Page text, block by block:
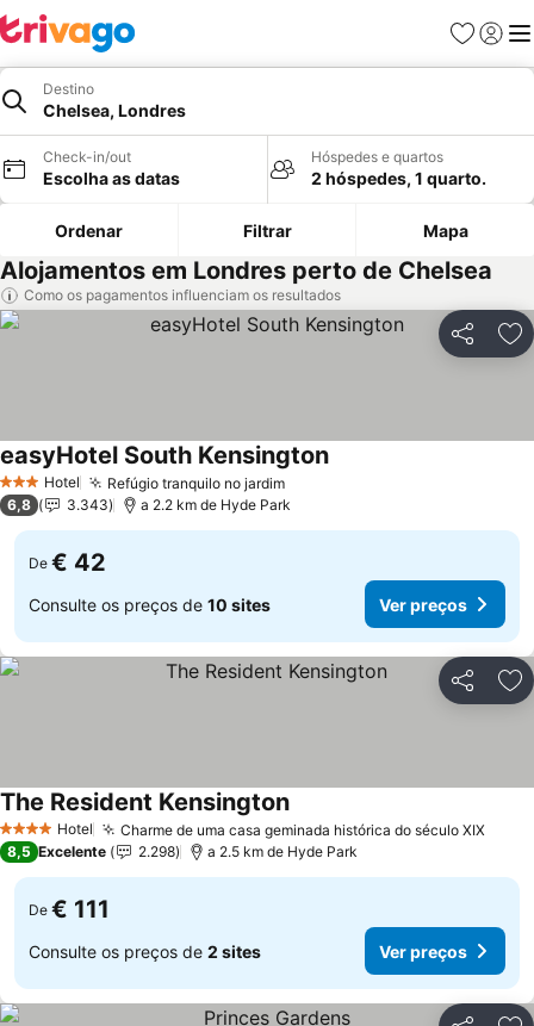
Favoritos
Iniciar
Destino
Chelsea, Londres
Check-in/out
Escolha as datas
Hóspedes e quartos
2 hóspedes, 1 quarto.
Ordenar Filtrar Mapa
Alojamentos em Londres perto de Chelsea
Como os pagamentos influenciam os resultados
Partilhar
3 EstrelasHotel Refúgio tranquilo no jardim
easyHotel South Kensington
6,8 3.343 a 2.2 km de Hyde Park
De € 42
Consulte os preços de 10 sites Ver preços
Partilhar
4 EstrelasHotel Charme de uma casa geminada histórica do século XIX
The Resident Kensington
8,5 Excelente 2.298 a 2.5 km de Hyde Park
De € 111
Consulte os preços de 2 sites Ver preços